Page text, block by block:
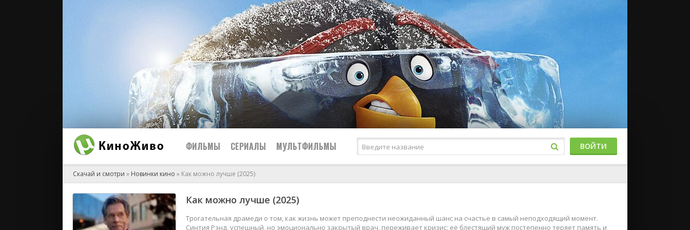
ФИЛЬМЫ
2026
2025
Биографические
Боевики
Приключения
СЕРИАЛЫ
2026
2025
СССР
МУЛЬТФИЛЬМЫ
2026
2025
ВОЙТИ
Скачай и смотри » Новинки кино » Как можно лучше (2025)
Как можно лучше (2025)
Трогательная драмеди о том, как жизнь может преподнести неожиданный шанс на счастье в самый неподходящий момент.
Синтия Рэнд, успешный, но эмоционально закрытый врач, переживает кризис: её блестящий муж постепенно теряет память и